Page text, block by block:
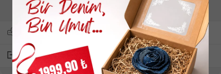
bilgi alıp sipariş oluşturabilirsiniz.
Arkadaşına Sor
Paylaş